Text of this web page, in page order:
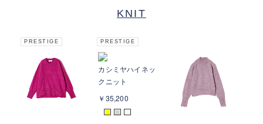
KNIT
PRESTIGE PRESTIGE
カシミヤハイネッ
クニット
￥35,200
■ ■